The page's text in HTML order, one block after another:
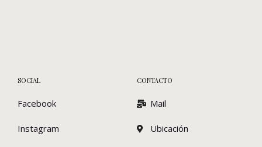
CONTACTO
Mail
Ubicación
SOCIAL
Facebook
Instagram